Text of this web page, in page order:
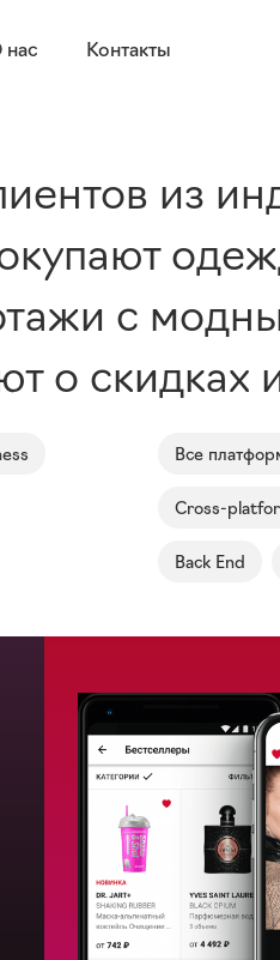
Контакты
из
с
о скидках
Все
Cross-
Back End